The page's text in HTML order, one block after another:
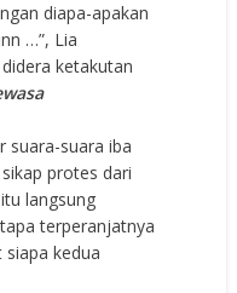
diapa-apakan
…”, Lia
ketakutan
suara-suara iba
protes dari
langsung
terperanjatnya
kedua